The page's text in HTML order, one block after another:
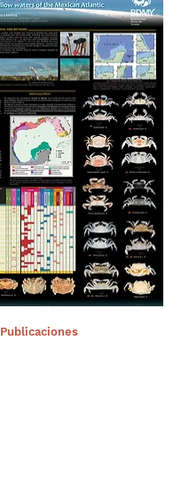
Publicaciones